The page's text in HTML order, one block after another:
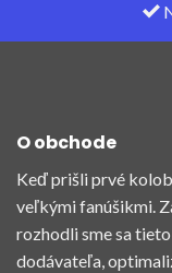
O obchode
Keď prišli prvé
veľkými fanúšikmi.
rozhodli sme sa
dodávateľa,